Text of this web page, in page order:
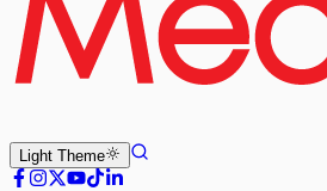
Light Theme